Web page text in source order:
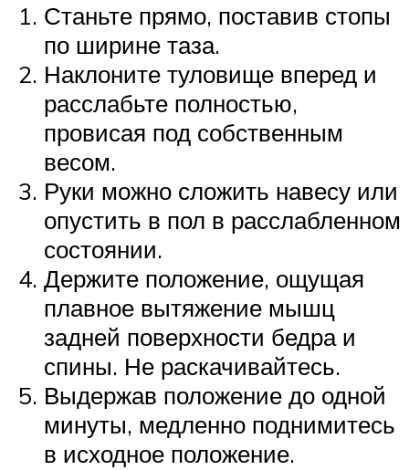
Станьте прямо, поставив стопы
по ширине таза.
Наклоните туловище вперед и
расслабьте полностью,
провисая под собственным
весом.
Руки можно сложить навесу или
опустить в пол в расслабленном
состоянии.
Держите положение, ощущая
плавное вытяжение мышц
задней поверхности бедра и
спины. Не раскачивайтесь.
Выдержав положение до одной
минуты, медленно поднимитесь
в исходное положение.